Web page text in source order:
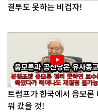
결투도 못하는 비겁자!
트럼프가 한국에서 음모론
워 갔을 것!